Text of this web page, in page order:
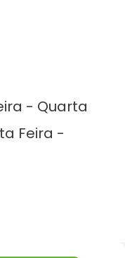
- Quarta
Feira -